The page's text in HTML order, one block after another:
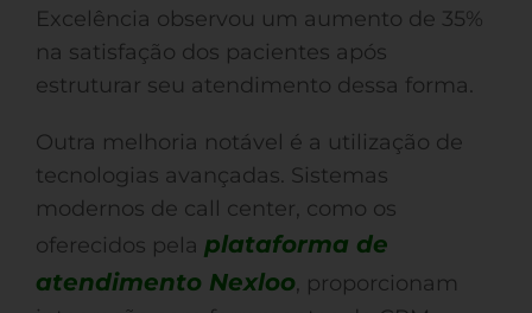
Excelência observou um aumento de 35%
na satisfação dos pacientes após
estruturar seu atendimento dessa forma.
Outra melhoria notável é a utilização de
tecnologias avançadas. Sistemas
modernos de call center, como os
oferecidos pela plataforma de
atendimento Nexloo, proporcionam